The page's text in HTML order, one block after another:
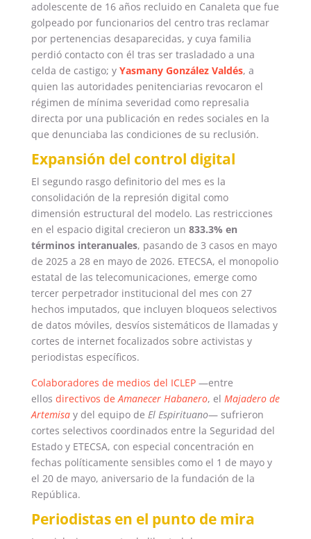
adolescente de 16 años recluido en Canaleta que fue
golpeado por funcionarios del centro tras reclamar
por pertenencias desaparecidas, y cuya familia
perdió contacto con él tras ser trasladado a una
celda de castigo; y Yasmany González Valdés, a
quien las autoridades penitenciarias revocaron el
régimen de mínima severidad como represalia
directa por una publicación en redes sociales en la
que denunciaba las condiciones de su reclusión.
Expansión del control digital
El segundo rasgo definitorio del mes es la
consolidación de la represión digital como
dimensión estructural del modelo. Las restricciones
en el espacio digital crecieron un 833.3% en
términos interanuales, pasando de 3 casos en mayo
de 2025 a 28 en mayo de 2026. ETECSA, el monopolio
estatal de las telecomunicaciones, emerge como
tercer perpetrador institucional del mes con 27
hechos imputados, que incluyen bloqueos selectivos
de datos móviles, desvíos sistemáticos de llamadas y
cortes de internet focalizados sobre activistas y
periodistas específicos.
Colaboradores de medios del ICLEP—entre
ellos directivos deAmanecer Habanero, el Majadero de
Artemisa y del equipo de El Espirituano— sufrieron
cortes selectivos coordinados entre la Seguridad del
Estado y ETECSA, con especial concentración en
fechas políticamente sensibles como el 1 de mayo y
el 20 de mayo, aniversario de la fundación de la
República.
Periodistas en el punto de mira